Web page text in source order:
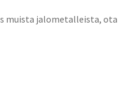
muista jalometalleista, ota